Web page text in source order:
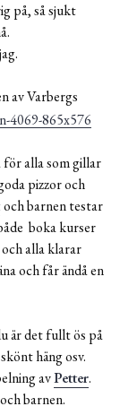
på, så sjukt
av Varbergs
för alla som gillar
pizzor och
och barnen testar
boka kurser
alla klarar
och får ändå en
är det fullt ös på
häng osv.
avPetter.
barnen.